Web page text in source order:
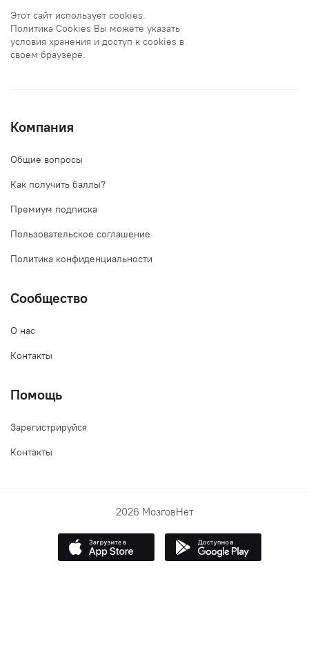
Этот сайт использует cookies.
Политика Cookies Вы можете указать
условия хранения и доступ к cookies в
своем браузере.
Компания
Общие вопросы
Как получить баллы?
Премиум подписка
Пользовательское соглашение
Политика конфиденциальности
Сообщество
О нас
Контакты
Помощь
Зарегистрируйся
Контакты
2026 МозговНет